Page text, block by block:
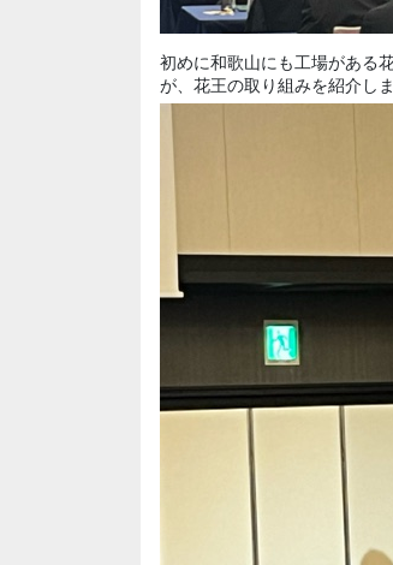
初めに和歌山にも工場がある
が、花王の取り組みを紹介しま